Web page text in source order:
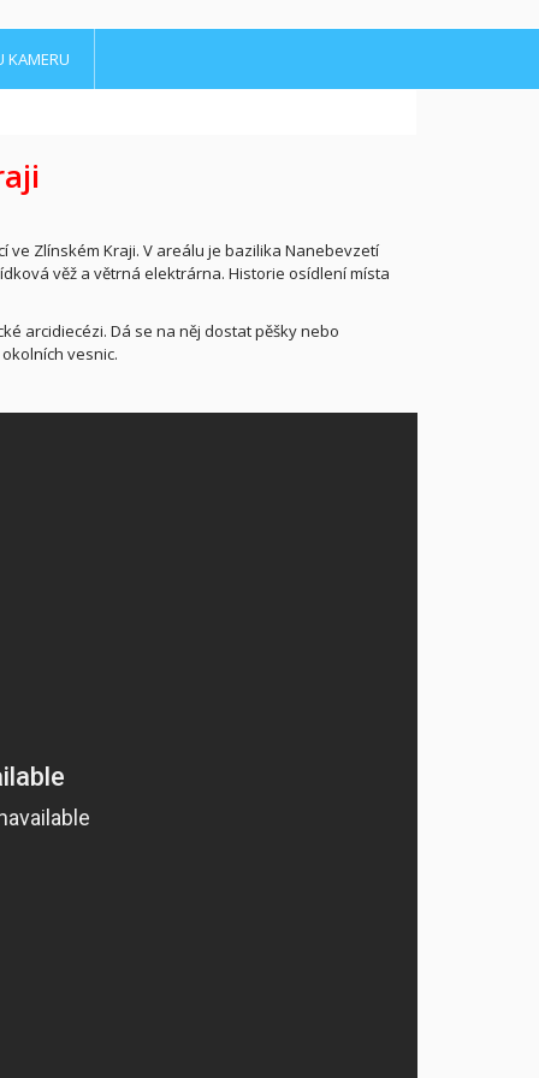
KAMERU
ve Zlínském Kraji. V areálu je bazilika Nanebevzetí
věž a větrná elektrárna. Historie osídlení místa
arcidiecézi. Dá se na něj dostat pěšky nebo
vesnic.